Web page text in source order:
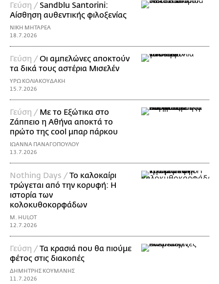
Γεύση / Sandblu Santorini:
Αίσθηση αυθεντικής φιλοξενίας
ΝΙΚΗ ΜΗΤΑΡΕΑ
18.7.2026
Γεύση /Οι αμπελώνες αποκτούν
τα δικά τους αστέρια Μισελέν
ΥΡΩ ΚΟΛΙΑΚΟΥΔΑΚΗ
15.7.2026
Γεύση / Με το Εξώτικα στο
Ζάππειο η Αθήνα αποκτά το
πρώτο της cool μπαρ πάρκου
ΙΩΑΝΝΑ ΠΑΝΑΓΟΠΟΥΛΟΥ
13.7.2026
Nothing Days /Το καλοκαίρι
τρώγεται από την κορυφή: H
ιστορία των
κολοκυθοκορφάδων
M. HULOT
12.7.2026
Γεύση /Τα κρασιά που θα πιούμε
φέτος στις διακοπές
ΔΗΜΗΤΡΗΣ ΚΟΥΜΑΝΗΣ
11.7.2026